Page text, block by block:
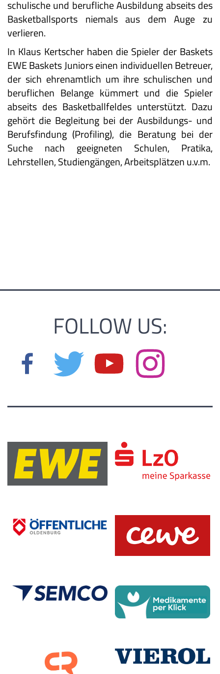
schulische und berufliche Ausbildung abseits des
Basketballsports niemals aus dem Auge zu
verlieren.
In Klaus Kertscher haben die Spieler der Baskets
EWE Baskets Juniors einen individuellen Betreuer,
der sich ehrenamtlich um ihre schulischen und
beruflichen Belange kümmert und die Spieler
abseits des Basketballfeldes unterstützt. Dazu
gehört die Begleitung bei der Ausbildungs- und
Berufsfindung (Profiling), die Beratung bei der
Suche nach geeigneten Schulen, Pratika,
Lehrstellen, Studiengängen, Arbeitsplätzen u.v.m.
FOLLOW US: